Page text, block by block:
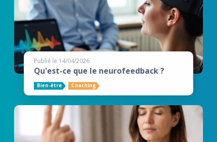
Publié le 14/04/2026
Qu'est-ce que le neurofeedback ?
Bien-être Coaching